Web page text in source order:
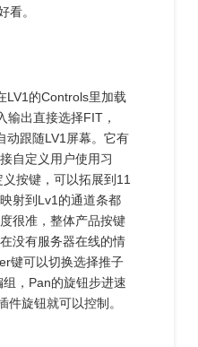
看。
LV1的Controls里加载
输出直接选择FIT，
动跟随LV1屏幕。它有
自定义用户使用习
按键，可以拓展到11
射到Lv1的通道条都
很准，整体产品按键
没有服务器在线的情
键可以切换选择推子
，Pan的旋钮步进速
件旋钮就可以控制。